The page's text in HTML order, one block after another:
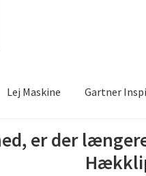
Lej Maskine Gartner
er der